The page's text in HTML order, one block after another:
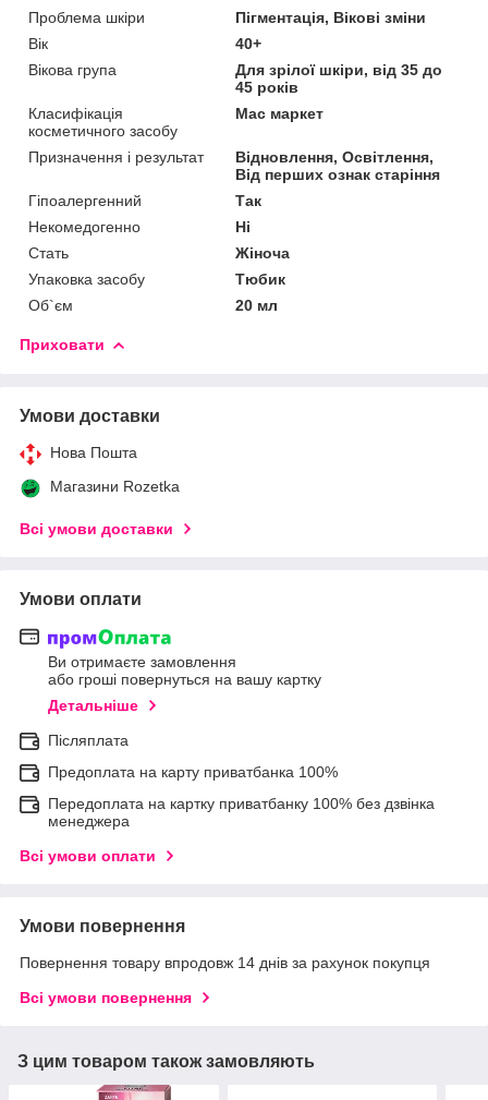
Проблема шкіри
Пігментація, Вікові зміни
Вік
40+
Вікова група
Для зрілої шкіри, від 35 до
45 років
Класифікація
косметичного засобу
Мас маркет
Призначення і результат
Відновлення, Освітлення,
Від перших ознак старіння
Гіпоалергенний
Так
Некомедогенно
Ні
Стать
Жіноча
Упаковка засобу
Тюбик
Об`єм
20 мл
Приховати
Умови доставки
Нова Пошта
Магазини Rozetka
Всі умови доставки
Умови оплати
Ви отримаєте замовлення
або гроші повернуться на вашу картку
Детальніше
Післяплата
Предоплата на карту приватбанка 100%
Передоплата на картку приватбанку 100% без дзвінка
менеджера
Всі умови оплати
Умови повернення
Повернення товару впродовж 14 днів за рахунок покупця
Всі умови повернення
З цим товаром також замовляють